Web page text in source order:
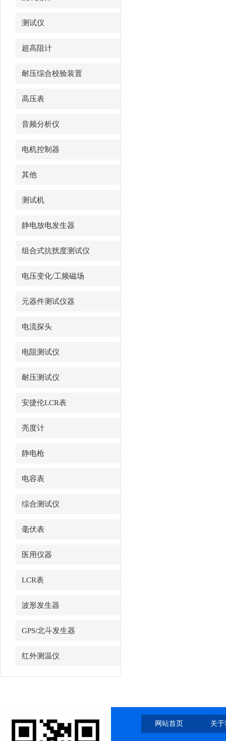
测试仪
超高阻计
耐压综合校验装置
高压表
音频分析仪
电机控制器
其他
测试机
静电放电发生器
组合式抗扰度测试仪
电压变化/工频磁场
VMT/VVT/MFT系列
元器件测试仪器
电流探头
电阻测试仪
耐压测试仪
安捷伦LCR表
亮度计
静电枪
电容表
综合测试仪
毫伏表
医用仪器
LCR表
波形发生器
GPS/北斗发生器
红外测温仪
网站首页 关